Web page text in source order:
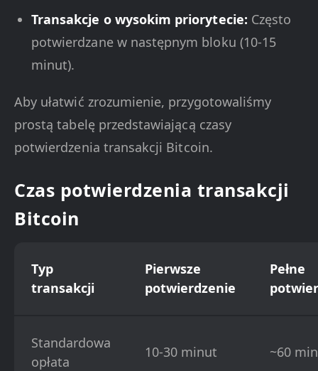
Transakcje o wysokim priorytecie: Często
potwierdzane w następnym bloku (10-15
minut).
Aby ułatwić zrozumienie, przygotowaliśmy
prostą tabelę przedstawiającą czasy
potwierdzenia transakcji Bitcoin.
Czas potwierdzenia transakcji
Bitcoin
Typ
transakcji
Pierwsze
potwierdzenie
Pełne
Standardowa
opłata
10-30 minut ~60